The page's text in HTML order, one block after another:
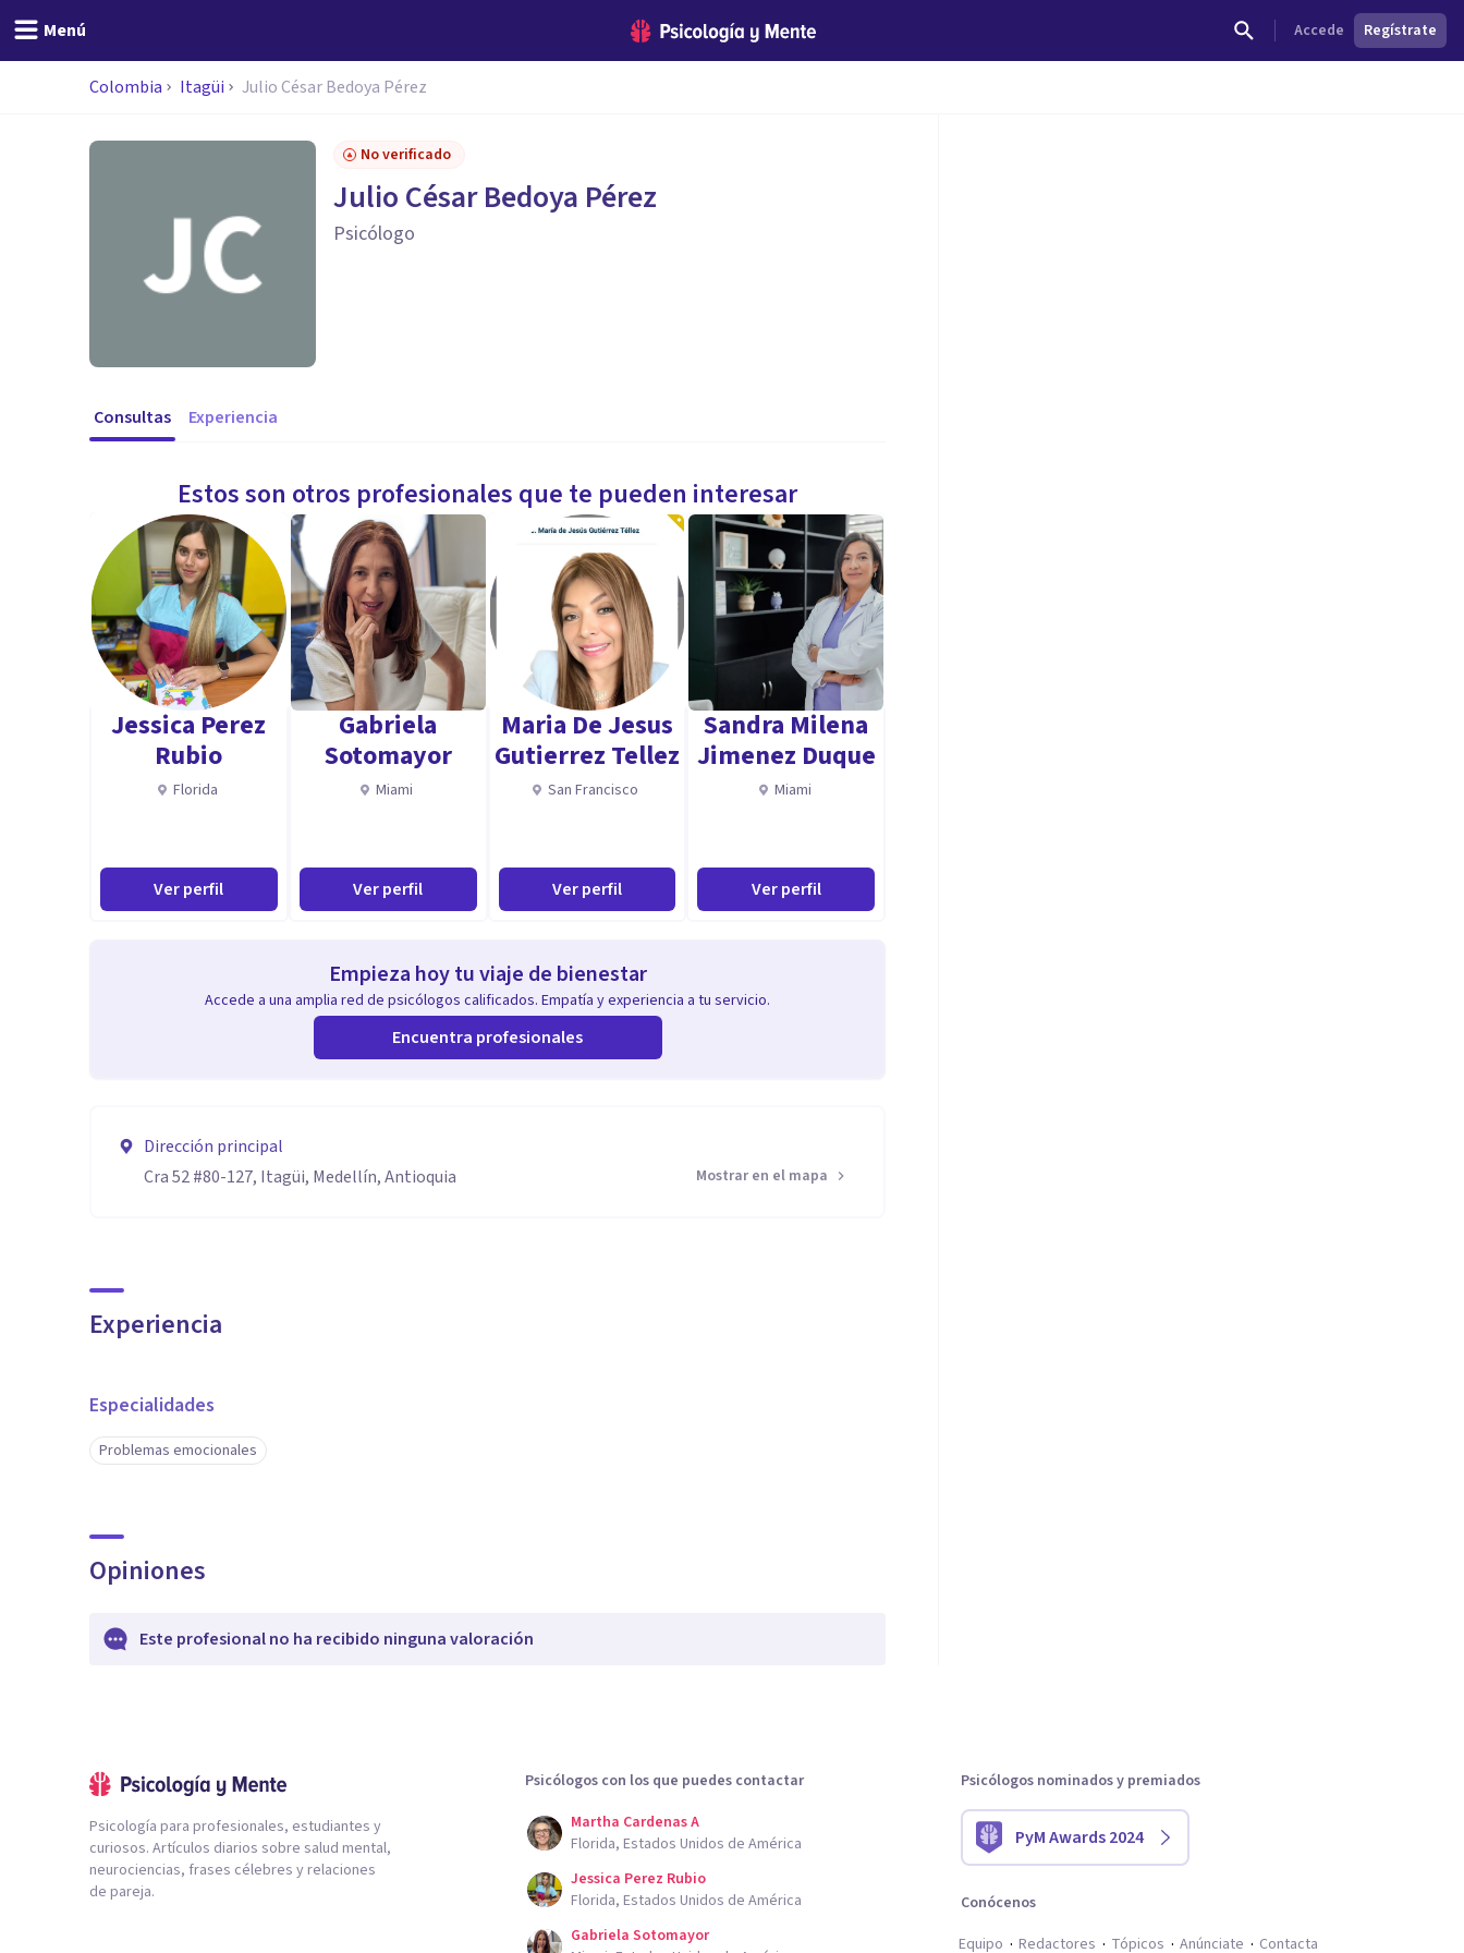
Menú Accede Regístrate
Colombia Itagüi Julio César Bedoya Pérez
No verificado
Julio César Bedoya Pérez
Psicólogo
Consultas Experiencia
Estos son otros profesionales que te pueden interesar
Jessica Perez
Rubio
Florida
Ver perfil
Gabriela
Sotomayor
Miami
Ver perfil
Maria De Jesus
Gutierrez Tellez
San Francisco
Ver perfil
Sandra Milena
Jimenez Duque
Miami
Ver perfil
Empieza hoy tu viaje de bienestar
Accede a una amplia red de psicólogos calificados. Empatía y experiencia a tu servicio.
Encuentra profesionales
Dirección principal
Cra 52 #80-127, Itagüi, Medellín, Antioquia
Mostrar en el mapa
Experiencia
Especialidades
Problemas emocionales
Opiniones
Este profesional no ha recibido ninguna valoración
Psicología para profesionales, estudiantes y
curiosos. Artículos diarios sobre salud mental,
neurociencias, frases célebres y relaciones
de pareja.
Psicólogos con los que puedes contactar
Martha Cardenas A
Florida, Estados Unidos de América
Jessica Perez Rubio
Florida, Estados Unidos de América
Gabriela Sotomayor
Psicólogos nominados y premiados
PyM Awards 2024
Conócenos
Equipo
Redactores Tópicos Anúnciate Contacta